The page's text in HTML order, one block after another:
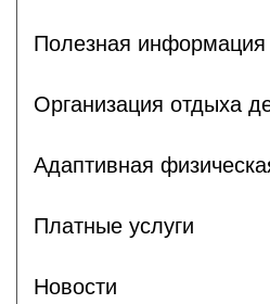
Полезная информация
Организация отдыха
Адаптивная
Платные услуги
Новости